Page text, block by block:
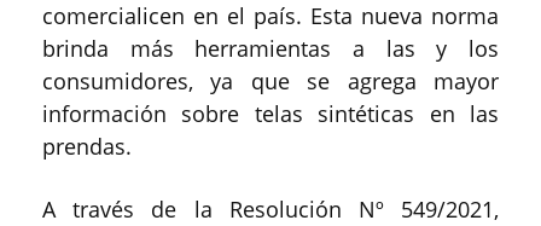
comercialicen en el país. Esta nueva norma
brinda más herramientas a las y los
consumidores, ya que se agrega mayor
información sobre telas sintéticas en las
prendas.
A través de la Resolución Nº 549/2021,